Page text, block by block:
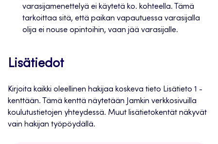
varasijamenettelyä ei käytetä ko. kohteella. Tämä
tarkoittaa sitä, että paikan vapautuessa varasijalla
olija ei nouse opintoihin, vaan jää varasijalle.
Lisätiedot
Kirjoita kaikki oleellinen hakijaa koskeva tieto Lisätieto 1 -
kenttään. Tämä kenttä näytetään Jamkin verkkosivuilla
koulutustietojen yhteydessä. Muut lisätietokentät näkyvät
vain hakijan työpöydällä.